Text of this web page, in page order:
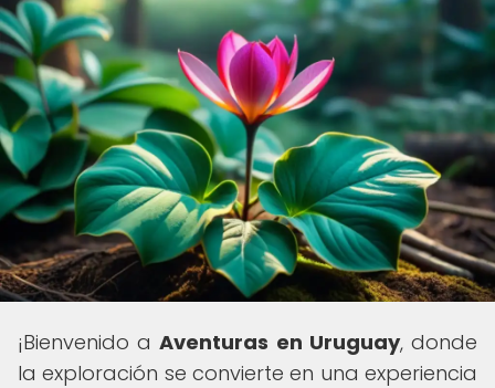
¡Bienvenido aAventuras en Uruguay, donde
la exploración se convierte en una experiencia